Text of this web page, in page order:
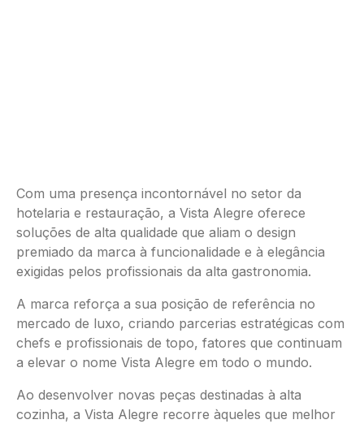
Com uma presença incontornável no setor da
hotelaria e restauração, a Vista Alegre oferece
soluções de alta qualidade que aliam o design
premiado da marca à funcionalidade e à elegância
exigidas pelos profissionais da alta gastronomia.
A marca reforça a sua posição de referência no
mercado de luxo, criando parcerias estratégicas com
chefs e profissionais de topo, fatores que continuam
a elevar o nome Vista Alegre em todo o mundo.
Ao desenvolver novas peças destinadas à alta
cozinha, a Vista Alegre recorre àqueles que melhor